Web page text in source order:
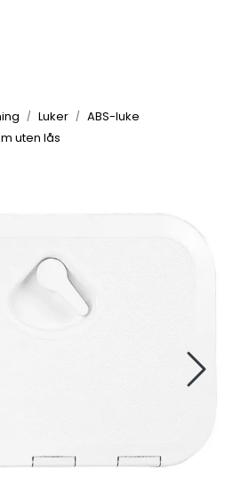
Luker
ABS-luke
uten lås